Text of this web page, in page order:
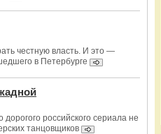
честную власть. И это —
в Петербурге
российского сериала не
танцовщиков